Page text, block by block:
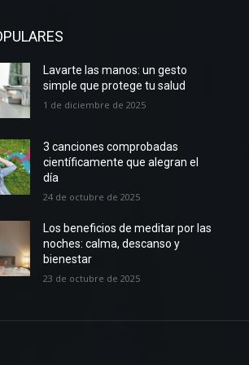
Lavarte las manos: un gesto
simple que protege tu salud
1 de diciembre de 2025
3 canciones comprobadas
científicamente que alegran el
día
24 de octubre de 2025
Los beneficios de meditar por las
noches: calma, descanso y
bienestar
23 de octubre de 2025